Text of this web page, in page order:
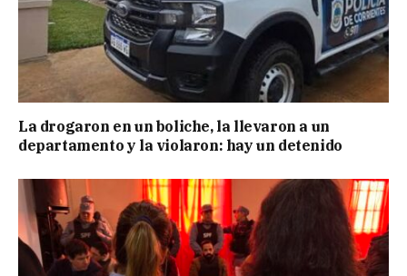
La drogaron en un boliche, la llevaron a un
departamento y la violaron: hay un detenido